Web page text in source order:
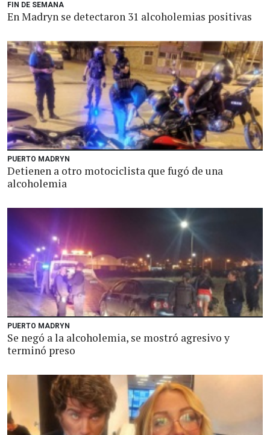
FIN DE SEMANA
En Madryn se detectaron 31 alcoholemias positivas
PUERTO MADRYN
Detienen a otro motociclista que fugó de una
alcoholemia
PUERTO MADRYN
Se negó a la alcoholemia, se mostró agresivo y
terminó preso